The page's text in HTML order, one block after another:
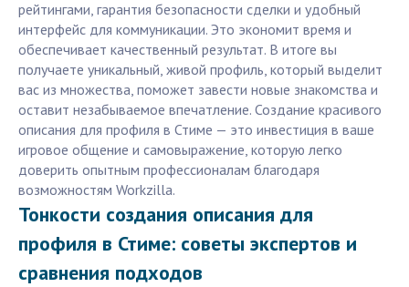
рейтингами, гарантия безопасности сделки и удобный
интерфейс для коммуникации. Это экономит время и
обеспечивает качественный результат. В итоге вы
получаете уникальный, живой профиль, который выделит
вас из множества, поможет завести новые знакомства и
оставит незабываемое впечатление. Создание красивого
описания для профиля в Стиме — это инвестиция в ваше
игровое общение и самовыражение, которую легко
доверить опытным профессионалам благодаря
возможностям Workzilla.
Тонкости создания описания для
профиля в Стиме: советы экспертов и
сравнения подходов